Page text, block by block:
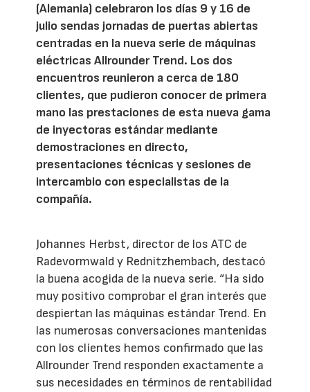
(Alemania) celebraron los días 9 y 16 de
julio sendas jornadas de puertas abiertas
centradas en la nueva serie de máquinas
eléctricas Allrounder Trend. Los dos
encuentros reunieron a cerca de 180
clientes, que pudieron conocer de primera
mano las prestaciones de esta nueva gama
de inyectoras estándar mediante
demostraciones en directo,
presentaciones técnicas y sesiones de
intercambio con especialistas de la
compañía.
Johannes Herbst, director de los ATC de
Radevormwald y Rednitzhembach, destacó
la buena acogida de la nueva serie. “Ha sido
muy positivo comprobar el gran interés que
despiertan las máquinas estándar Trend. En
las numerosas conversaciones mantenidas
con los clientes hemos confirmado que las
Allrounder Trend responden exactamente a
sus necesidades en términos de rentabilidad